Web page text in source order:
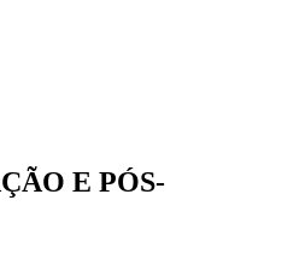
E PÓS-